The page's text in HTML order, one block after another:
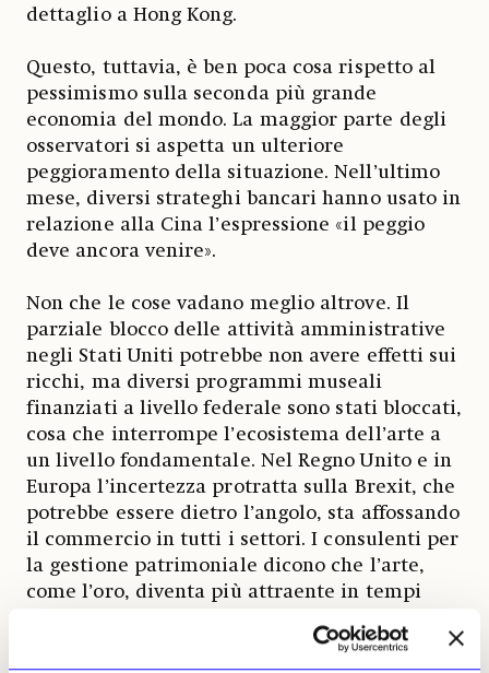
dettaglio a Hong Kong.
Questo, tuttavia, è ben poca cosa rispetto al
pessimismo sulla seconda più grande
economia del mondo. La maggior parte degli
osservatori si aspetta un ulteriore
peggioramento della situazione. Nell’ultimo
mese, diversi strateghi bancari hanno usato in
relazione alla Cina l’espressione «il peggio
deve ancora venire».
Non che le cose vadano meglio altrove. Il
parziale blocco delle attività amministrative
negli Stati Uniti potrebbe non avere effetti sui
ricchi, ma diversi programmi museali
finanziati a livello federale sono stati bloccati,
cosa che interrompe l’ecosistema dell’arte a
un livello fondamentale. Nel Regno Unito e in
Europa l’incertezza protratta sulla Brexit, che
potrebbe essere dietro l’angolo, sta affossando
il commercio in tutti i settori. I consulenti per
la gestione patrimoniale dicono che l’arte,
come l’oro, diventa più attraente in tempi